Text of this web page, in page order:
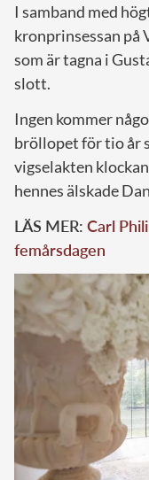
I samband med
kronprinsessan på
som är tagna i
slott.
Ingen kommer
bröllopet för tio år
vigselakten
hennes älskade
LÄS MER: Carl
femårsdagen